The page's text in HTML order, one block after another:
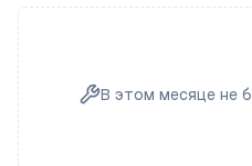
В этом месяце не